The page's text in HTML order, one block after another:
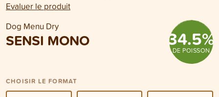
Evaluer le produit
Dog Menu Dry
SENSI MONO 34.5%
DE POISSON
CHOISIR LE FORMAT